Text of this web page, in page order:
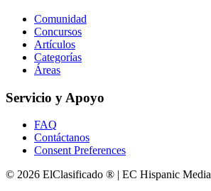
Comunidad
Concursos
Artículos
Categorías
Áreas
Servicio y Apoyo
FAQ
Contáctanos
Consent Preferences
© 2026 ElClasificado ® | EC Hispanic Media